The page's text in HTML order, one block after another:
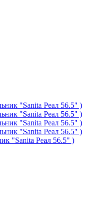
"Sanita Реал 56.5" )